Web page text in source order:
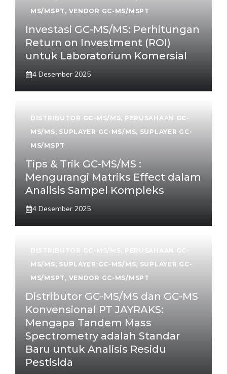
MS/MSPT , VENDOR GC-MS/MSPT
Investasi GC-MS/MS: Perhitungan
Return on Investment (ROI)
untuk Laboratorium Komersial
4 Desember 2025
DISTRIBUTOR GC-MS/MS, PERUSAHAAN GC-
MS/MS, SUPLAYER GC-MS/MS, SUPLAYER GC-
MS/MSPT
Tips & Trik GC-MS/MS :
Mengurangi Matriks Effect dalam
Analisis Sampel Kompleks
4 Desember 2025
DISTRIBUTOR GC-MS/MS , PERUSAHAAN GC-
MS/MS, SUPLAYER GC-MS/MS, SUPLAYER GC-
MS/MSPT , VENDOR GC-MS/MSPT
Distributor GC-MS/MS dan GC-MS
Konvensional PT JAYRAKS:
Mengapa Tandem Mass
Spectrometry adalah Standar
Baru untuk Analisis Residu
Pestisida